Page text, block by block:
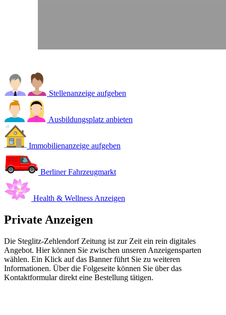
Stellenanzeige aufgeben
Ausbildungsplatz anbieten
Immobilienanzeige aufgeben
Berliner Fahrzeugmarkt
Health & Wellness Anzeigen
Private Anzeigen
Die Steglitz-Zehlendorf Zeitung ist zur Zeit ein rein digitales
Angebot. Hier können Sie zwischen unseren Anzeigensparten
wählen. Ein Klick auf das Banner führt Sie zu weiteren
Informationen. Über die Folgeseite können Sie über das
Kontaktformular direkt eine Bestellung tätigen.